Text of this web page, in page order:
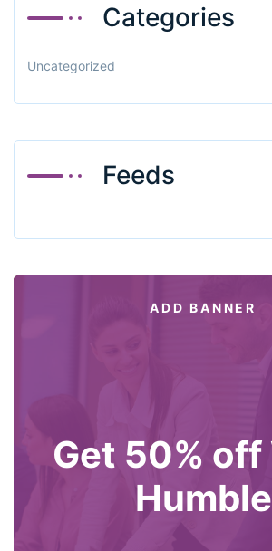
Categories
Uncategorized
Feeds
ADD BANNER
Get 50%
Humble